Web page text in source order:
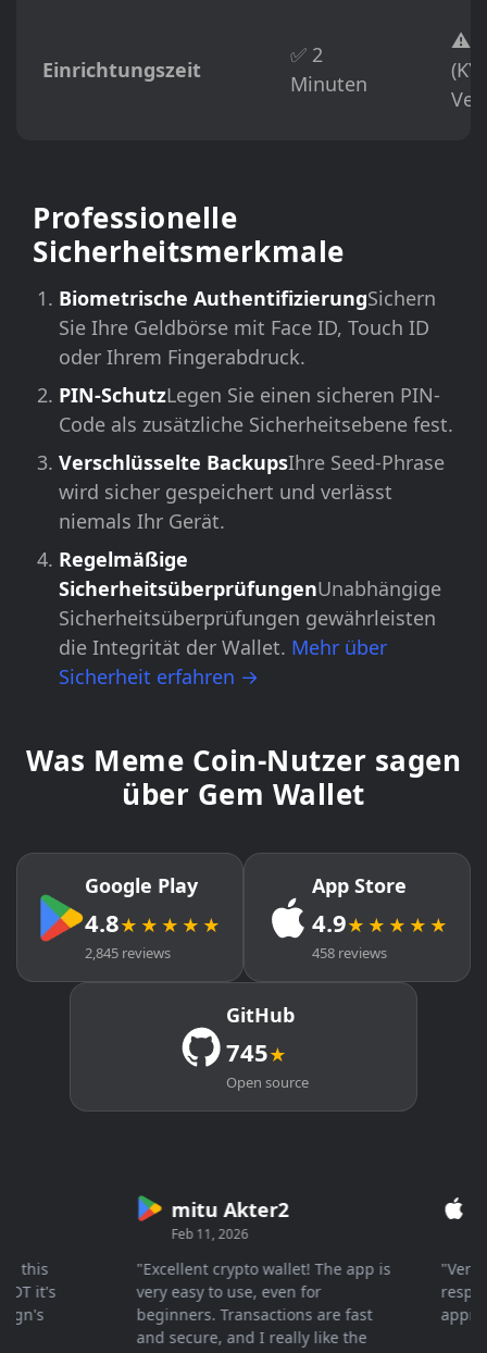
Einrichtungszeit
✅ 2
Minuten
⚠️
Professionelle
Sicherheitsmerkmale
Biometrische AuthentifizierungSichern
Sie Ihre Geldbörse mit Face ID, Touch ID
oder Ihrem Fingerabdruck.
PIN-SchutzLegen Sie einen sicheren PIN-
Code als zusätzliche Sicherheitsebene fest.
Verschlüsselte BackupsIhre Seed-Phrase
wird sicher gespeichert und verlässt
niemals Ihr Gerät.
Regelmäßige
SicherheitsüberprüfungenUnabhängige
Sicherheitsüberprüfungen gewährleisten
die Integrität der Wallet. Mehr über
Sicherheit erfahren →
Was Meme Coin-Nutzer sagen
über Gem Wallet
Google Play
4.8★★★★★
2,845 reviews
App Store
4.9★★★★★
458 reviews
GitHub
745★
Open source
it's
mitu Akter2
Feb 11, 2026
"Excellent crypto wallet! The app is
very easy to use, even for
beginners. Transactions are fast
and secure, and I really like the
"Very